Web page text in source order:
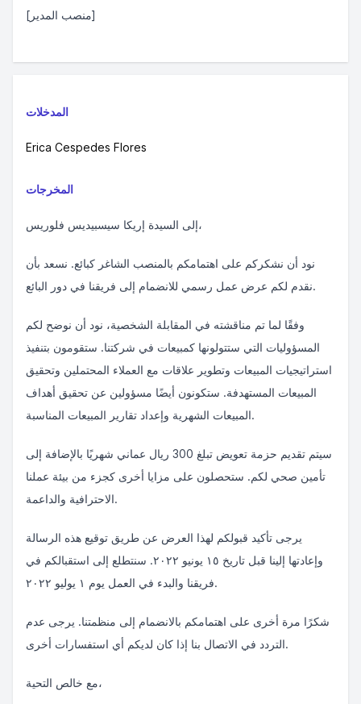
[منصب المدير]
المدخلات
Erica Cespedes Flores
المخرجات
إلى السيدة إريكا سيسبيديس فلوريس،
نود أن نشكركم على اهتمامكم بالمنصب الشاغر كبائع. نسعد بأن
نقدم لكم عرض عمل رسمي للانضمام إلى فريقنا في دور البائع.
وفقًا لما تم مناقشته في المقابلة الشخصية، نود أن نوضح لكم
المسؤوليات التي ستتولونها كمبيعات في شركتنا. ستقومون بتنفيذ
استراتيجيات المبيعات وتطوير علاقات مع العملاء المحتملين وتحقيق
المبيعات المستهدفة. ستكونون أيضًا مسؤولين عن تحقيق أهداف
المبيعات الشهرية وإعداد تقارير المبيعات المناسبة.
سيتم تقديم حزمة تعويض تبلغ 300 ريال عماني شهريًا بالإضافة إلى
تأمين صحي لكم. ستحصلون على مزايا أخرى كجزء من بيئة عملنا
الاحترافية والداعمة.
يرجى تأكيد قبولكم لهذا العرض عن طريق توقيع هذه الرسالة
وإعادتها إلينا قبل تاريخ ١٥ يونيو ٢٠٢٢. سنتطلع إلى استقبالكم في
فريقنا والبدء في العمل يوم ١ يوليو ٢٠٢٢.
شكرًا مرة أخرى على اهتمامكم بالانضمام إلى منظمتنا. يرجى عدم
التردد في الاتصال بنا إذا كان لديكم أي استفسارات أخرى.
مع خالص التحية،